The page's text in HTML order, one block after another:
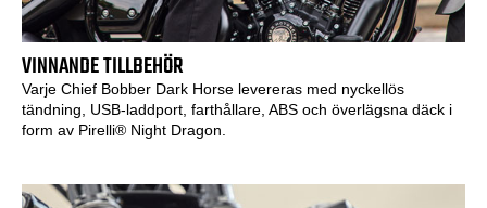
VINNANDE TILLBEHÖR
Varje Chief Bobber Dark Horse levereras med nyckellös
tändning, USB-laddport, farthållare, ABS och överlägsna däck i
form av Pirelli® Night Dragon.